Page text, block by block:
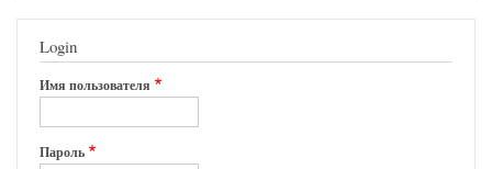
Login
Имя пользователя
Пароль